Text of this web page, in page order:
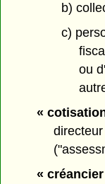
b)
c)
ou
«
«